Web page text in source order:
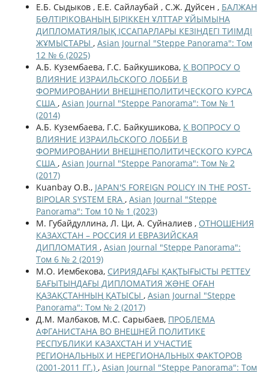
Е.Б. Сыдыков , Е.Е. Сайлаубай , С.Ж. Дуйсен , БАЛЖАН
БӨЛТІРІКОВАНЫҢ БІРІККЕН ҰЛТТАР ҰЙЫМЫНА
ДИПЛОМАТИЯЛЫҚ ІССАПАРЛАРЫ КЕЗІНДЕГІ ТИІМДІ
ЖҰМЫСТАРЫ , Asian Journal "Steppe Panorama": Том
12 № 6 (2025)
А.Б. Кузембаева, Г.С. Байкушикова, К ВОПРОСУ О
ВЛИЯНИЕ ИЗРАИЛЬСКОГО ЛОББИ В
ФОРМИРОВАНИИ ВНЕШНЕПОЛИТИЧЕСКОГО КУРСА
США , Asian Journal "Steppe Panorama": Том № 1
(2014)
А.Б. Кузембаева, Г.С. Байкушикова, К ВОПРОСУ О
ВЛИЯНИЕ ИЗРАИЛЬСКОГО ЛОББИ В
ФОРМИРОВАНИИ ВНЕШНЕПОЛИТИЧЕСКОГО КУРСА
США , Asian Journal "Steppe Panorama": Том № 2
(2017)
Kuanbay O.B., JAPAN'S FOREIGN POLICY IN THE POST-
BIPOLAR SYSTEM ERA , Asian Journal "Steppe
Panorama": Том 10 № 1 (2023)
М. Губайдуллина, Л. Ци, А. Суйналиев , ОТНОШЕНИЯ
КАЗАХСТАН – РОССИЯ И ЕВРАЗИЙСКАЯ
ДИПЛОМАТИЯ , Asian Journal "Steppe Panorama":
Том 6 № 2 (2019)
М.О. Иембекова, СИРИЯДАҒЫ ҚАҚТЫҒЫСТЫ РЕТТЕУ
БАҒЫТЫНДАҒЫ ДИПЛОМАТИЯ ЖƏНЕ ОҒАН
ҚАЗАҚСТАННЫҢ ҚАТЫСЫ , Asian Journal "Steppe
Panorama": Том № 2 (2017)
Д.М. Малбаков, М.С. Сарыбаев, ПРОБЛЕМА
АФГАНИСТАНА ВО ВНЕШНЕЙ ПОЛИТИКЕ
РЕСПУБЛИКИ КАЗАХСТАН И УЧАСТИЕ
РЕГИОНАЛЬНЫХ И НЕРЕГИОНАЛЬНЫХ ФАКТОРОВ
(2001-2011 ГГ.) , Asian Journal "Steppe Panorama": Том